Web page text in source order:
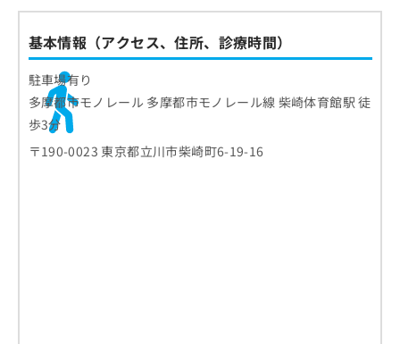
基本情報（アクセス、住所、診療時間）
駐車場有り
多摩都市モノレール 多摩都市モノレール線 柴崎体育館駅 徒
歩3分
〒190-0023 東京都立川市柴崎町6-19-16